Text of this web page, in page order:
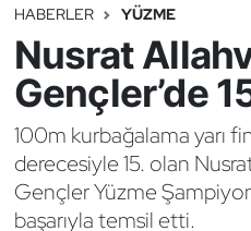
HABERLER YÜZME
Nusrat
Gençler’de
100m kurbağalama yarı
derecesiyle 15. olan
Gençler Yüzme
başarıyla temsil etti.
Binicilik
Bisiklet
Bocce Bowling Dart
Boks